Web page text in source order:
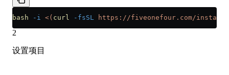
bash -i <( curl -fsSL https://fiveonefour.com/
2
设置项目